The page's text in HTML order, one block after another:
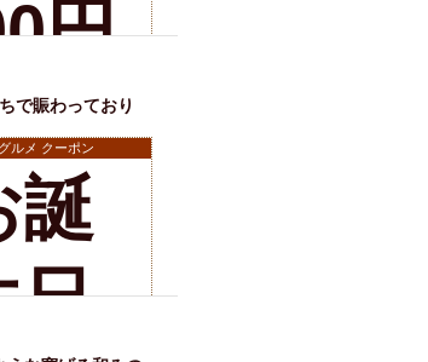
プ
ゼ
ト
間に♪
年11月07日まで
円
飲
放
が
で賑わっており
ルメ クーポン
誕
日